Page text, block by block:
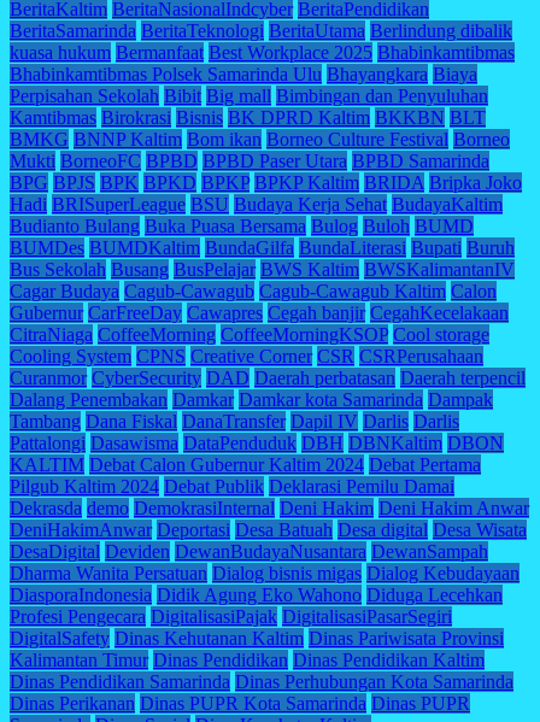
BeritaKaltim BeritaNasionalIndcyber BeritaPendidikan
BeritaSamarinda BeritaTeknologi BeritaUtama Berlindung dibalik
kuasa hukum Bermanfaat Best Workplace 2025 Bhabinkamtibmas
Bhabinkamtibmas Polsek Samarinda Ulu Bhayangkara Biaya
Perpisahan Sekolah Bibit Big mall Bimbingan dan Penyuluhan
Kamtibmas Birokrasi Bisnis BK DPRD Kaltim BKKBN BLT
BMKG BNNP Kaltim Bom ikan Borneo Culture Festival Borneo
Mukti BorneoFC BPBD BPBD Paser Utara BPBD Samarinda
BPG BPJS BPK BPKD BPKP BPKP Kaltim BRIDA Bripka Joko
Hadi BRISuperLeague BSU Budaya Kerja Sehat BudayaKaltim
Budianto Bulang Buka Puasa Bersama Bulog Buloh BUMD
BUMDes BUMDKaltim BundaGilfa BundaLiterasi Bupati Buruh
Bus Sekolah Busang BusPelajar BWS Kaltim BWSKalimantanIV
Cagar Budaya Cagub-Cawagub Cagub-Cawagub Kaltim Calon
Gubernur CarFreeDay Cawapres Cegah banjir CegahKecelakaan
CitraNiaga CoffeeMorning CoffeeMorningKSOP Cool storage
Cooling System CPNS Creative Corner CSR CSRPerusahaan
Curanmor CyberSecurity DAD Daerah perbatasan Daerah terpencil
Dalang Penembakan Damkar Damkar kota Samarinda Dampak
Tambang Dana Fiskal DanaTransfer Dapil IV Darlis Darlis
Pattalongi Dasawisma DataPenduduk DBH DBNKaltim DBON
KALTIM Debat Calon Gubernur Kaltim 2024 Debat Pertama
Pilgub Kaltim 2024 Debat Publik Deklarasi Pemilu Damai
Dekrasda demo DemokrasiInternal Deni Hakim Deni Hakim Anwar
DeniHakimAnwar Deportasi Desa Batuah Desa digital Desa Wisata
DesaDigital Deviden DewanBudayaNusantara DewanSampah
Dharma Wanita Persatuan Dialog bisnis migas Dialog Kebudayaan
DiasporaIndonesia Didik Agung Eko Wahono Diduga Lecehkan
Profesi Pengecara DigitalisasiPajak DigitalisasiPasarSegiri
DigitalSafety Dinas Kehutanan Kaltim Dinas Pariwisata Provinsi
Kalimantan Timur Dinas Pendidikan Dinas Pendidikan Kaltim
Dinas Pendidikan Samarinda Dinas Perhubungan Kota Samarinda
Dinas Perikanan Dinas PUPR Kota Samarinda Dinas PUPR